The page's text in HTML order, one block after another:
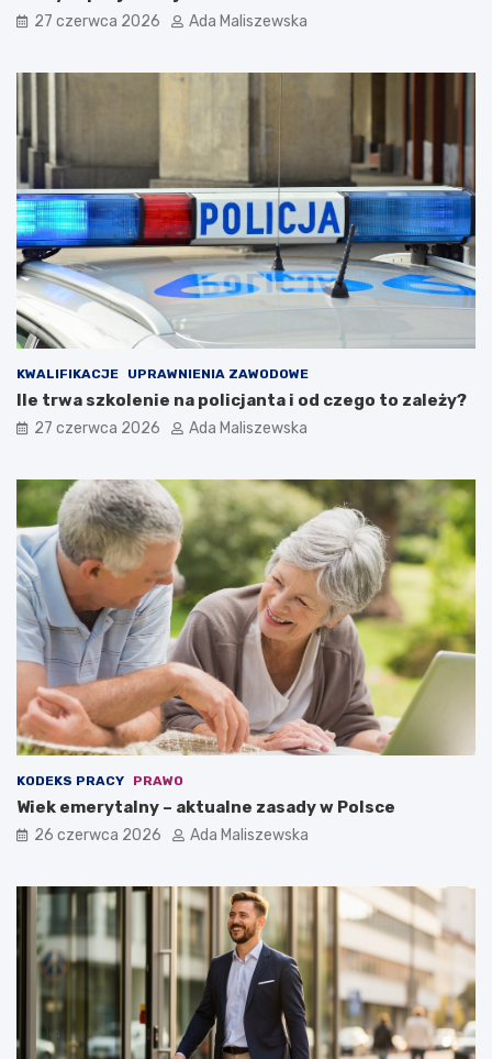
27 czerwca 2026 Ada Maliszewska
KWALIFIKACJE UPRAWNIENIA ZAWODOWE
Ile trwa szkolenie na policjanta i od czego to zależy?
27 czerwca 2026 Ada Maliszewska
KODEKS PRACY PRAWO
Wiek emerytalny – aktualne zasady w Polsce
26 czerwca 2026 Ada Maliszewska